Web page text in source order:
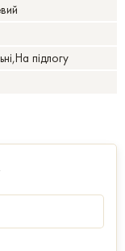
підлогу